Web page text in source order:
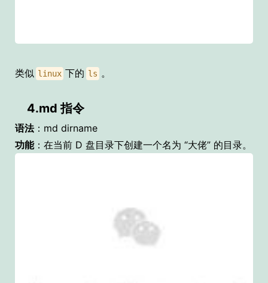
类似 linux 下的 ls 。
4.md 指令
语法：md dirname
功能：在当前 D 盘目录下创建一个名为 “大佬” 的目录。